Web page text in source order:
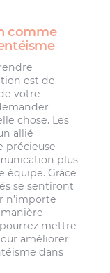
comme
est de
votre
chose. Les
allié
précieuse
plus
équipe. Grâce
se sentiront
n’importe
mettre
améliorer
dans